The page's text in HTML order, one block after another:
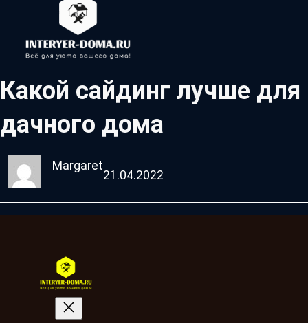
Какой сайдинг лучше для
дачного дома
Margaret
21.04.2022